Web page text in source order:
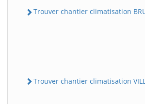
Trouver chantier climatisation
Trouver chantier climatisation